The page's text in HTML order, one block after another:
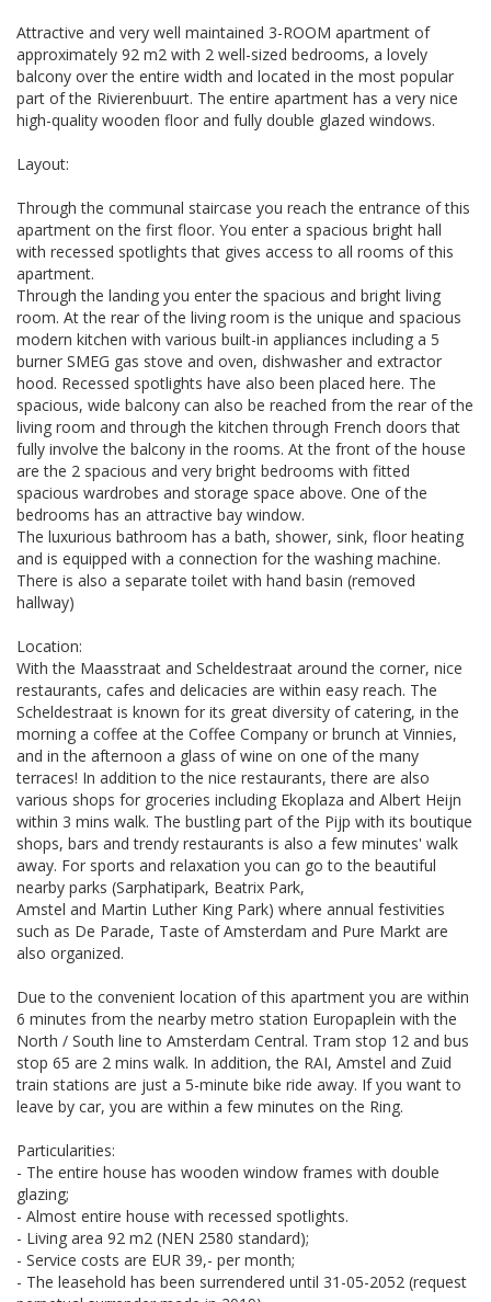
Attractive and very well maintained 3-ROOM apartment of
approximately 92 m2 with 2 well-sized bedrooms, a lovely
balcony over the entire width and located in the most popular
part of the Rivierenbuurt. The entire apartment has a very nice
high-quality wooden floor and fully double glazed windows.
Layout:
Through the communal staircase you reach the entrance of this
apartment on the first floor. You enter a spacious bright hall
with recessed spotlights that gives access to all rooms of this
apartment.
Through the landing you enter the spacious and bright living
room. At the rear of the living room is the unique and spacious
modern kitchen with various built-in appliances including a 5
burner SMEG gas stove and oven, dishwasher and extractor
hood. Recessed spotlights have also been placed here. The
spacious, wide balcony can also be reached from the rear of the
living room and through the kitchen through French doors that
fully involve the balcony in the rooms. At the front of the house
are the 2 spacious and very bright bedrooms with fitted
spacious wardrobes and storage space above. One of the
bedrooms has an attractive bay window.
The luxurious bathroom has a bath, shower, sink, floor heating
and is equipped with a connection for the washing machine.
There is also a separate toilet with hand basin (removed
hallway)
Location:
With the Maasstraat and Scheldestraat around the corner, nice
restaurants, cafes and delicacies are within easy reach. The
Scheldestraat is known for its great diversity of catering, in the
morning a coffee at the Coffee Company or brunch at Vinnies,
and in the afternoon a glass of wine on one of the many
terraces! In addition to the nice restaurants, there are also
various shops for groceries including Ekoplaza and Albert Heijn
within 3 mins walk. The bustling part of the Pijp with its boutique
shops, bars and trendy restaurants is also a few minutes' walk
away. For sports and relaxation you can go to the beautiful
nearby parks (Sarphatipark, Beatrix Park,
Amstel and Martin Luther King Park) where annual festivities
such as De Parade, Taste of Amsterdam and Pure Markt are
also organized.
Due to the convenient location of this apartment you are within
6 minutes from the nearby metro station Europaplein with the
North / South line to Amsterdam Central. Tram stop 12 and bus
stop 65 are 2 mins walk. In addition, the RAI, Amstel and Zuid
train stations are just a 5-minute bike ride away. If you want to
leave by car, you are within a few minutes on the Ring.
Particularities:
- The entire house has wooden window frames with double
glazing;
- Almost entire house with recessed spotlights.
- Living area 92 m2 (NEN 2580 standard);
- Service costs are EUR 39,- per month;
- The leasehold has been surrendered until 31-05-2052 (request